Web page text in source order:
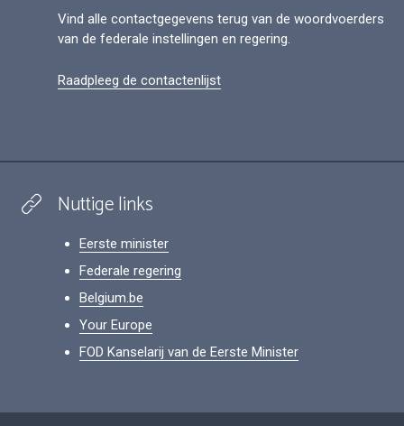
Vind alle contactgegevens terug van de woordvoerders
van de federale instellingen en regering.
Raadpleeg de contactenlijst
Nuttige links
Eerste minister
Federale regering
Belgium.be
Your Europe
FOD Kanselarij van de Eerste Minister